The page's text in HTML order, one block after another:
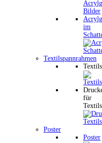
im
Textilspannrahmen
für
Poster
Poster